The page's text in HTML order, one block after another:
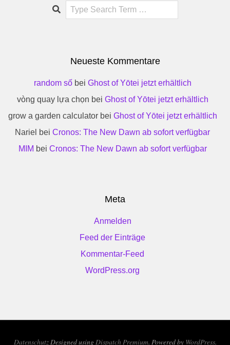
Search
Neueste Kommentare
random sốbei Ghost of Yōtei jetzt erhältlich
vòng quay lựa chọn bei Ghost of Yōtei jetzt erhältlich
grow a garden calculatorbei Ghost of Yōtei jetzt erhältlich
Nariel bei Cronos: The New Dawn ab sofort verfügbar
MIM bei Cronos: The New Dawn ab sofort verfügbar
Meta
Anmelden
Feed der Einträge
Kommentar-Feed
WordPress.org
DatenschutzDesigned usingDispatch Premium. Powered by WordPress.